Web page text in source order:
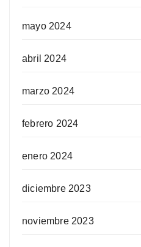
mayo 2024
abril 2024
marzo 2024
febrero 2024
enero 2024
diciembre 2023
noviembre 2023